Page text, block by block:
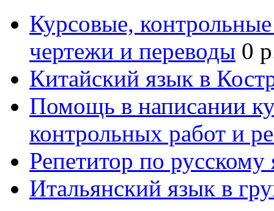
Курсовые,
чертежи и переводы 0
Китайский язык в
Помощь в написании
контрольных работ и
Репетитор по русскому
Итальянский язык в